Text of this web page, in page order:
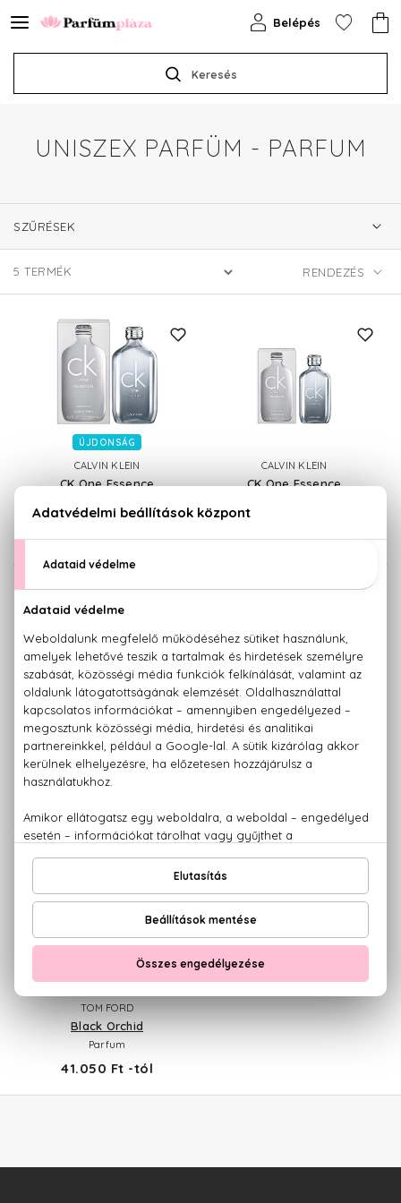
Keresés
Belépés
UNISZEX PARFÜM - PARFUM
SZŰRÉSEK
5 TERMÉK
ÚJDONSÁG
CALVIN KLEIN
CK One Essence
CALVIN KLEIN
CK One Essence
4.660 Ft
CK One Essence
Parfum Intense
Szett 100+150 ml
18.070 Ft
CK One Essence
Parfum Intense
15.680 Ft
TOM FORD
Black Orchid
Parfum
41.050 Ft -tól